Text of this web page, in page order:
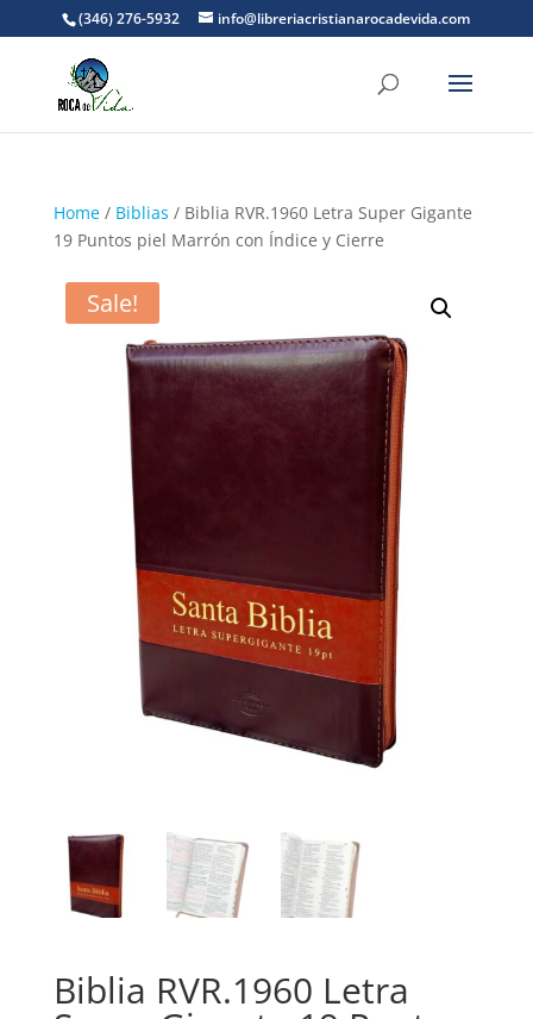
(346) 276-5932 info@libreriacristianarocadevida.com
Home/ Biblias / Biblia RVR.1960 Letra Super Gigante
19 Puntos piel Marrón con Índice y Cierre
Sale!
Biblia RVR.1960 Letra